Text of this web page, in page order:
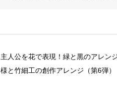
主人公を花で表現！緑と黒のアレン
様と竹細工の創作アレンジ（第6弾）